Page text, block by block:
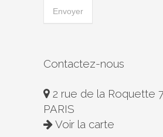
Contactez-nous
2 rue de la Roquette
PARIS
Voir la carte